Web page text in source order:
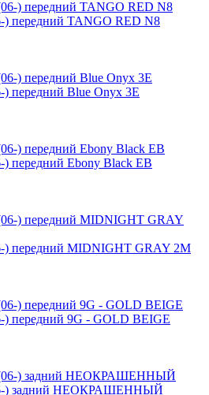
) передний TANGO RED N8
передний Blue Onyx 3E
передний Ebony Black EB
) передний MIDNIGHT GRAY 2M
передний 9G - GOLD BEIGE
) задний НЕОКРАШЕННЫЙ